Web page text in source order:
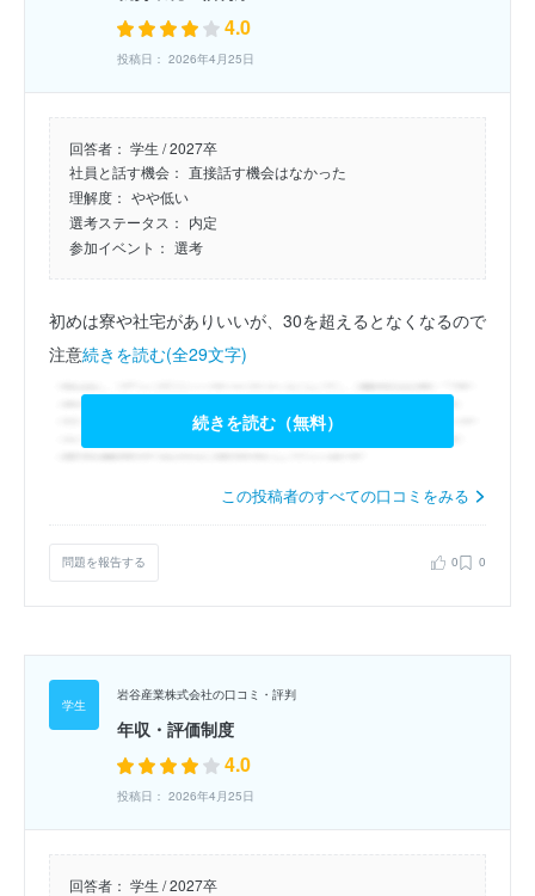
4.0
投稿日： 2026年4月25日
回答者： 学生 / 2027卒
社員と話す機会： 直接話す機会はなかった
理解度： やや低い
選考ステータス： 内定
参加イベント： 選考
初めは寮や社宅がありいいが、30を超えるとなくなるので
注意続きを読む(全29文字)
続きを読む（無料）
この投稿者のすべての口コミをみる
問題を報告する 0 0
岩谷産業株式会社の口コミ・評判
年収・評価制度
4.0
投稿日： 2026年4月25日
回答者： 学生 / 2027卒